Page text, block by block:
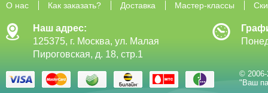
О нас Как заказать? Доставка Мастер-классы
Наш адрес:
125375, г. Москва, ул. Малая
Пироговская, д. 18, стр.1
©
"Ваш